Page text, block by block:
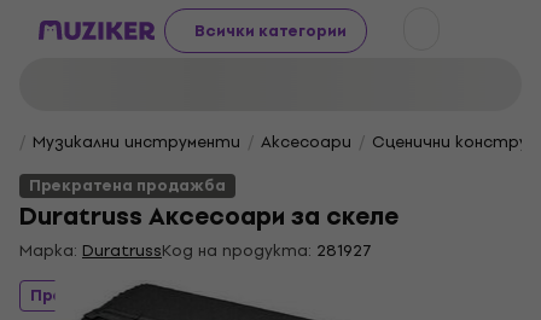
Всички категории
Музикални инструменти Aксесоари
Сценични
Прекратена продажба
Duratruss Аксесоари за скеле
Марка: DuratrussКод на продукта: 281927
Прекратена продажба